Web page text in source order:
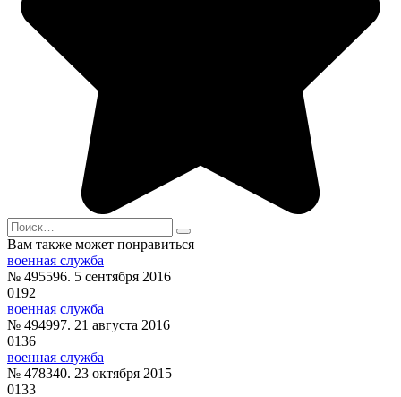
Search
for:
Вам также может понравиться
военная служба
№ 495596. 5 сентября 2016
0192
военная служба
№ 494997. 21 августа 2016
0136
военная служба
№ 478340. 23 октября 2015
0133